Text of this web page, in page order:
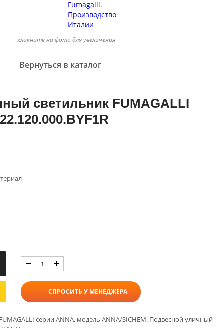
кликните на фото для увеличения
Вернуться в каталог
светильник FUMAGALLI
СПРОСИТЬ У МЕНЕДЖЕРА
серии ANNA, модель ANNA/SICHEM. Подвесной уличный